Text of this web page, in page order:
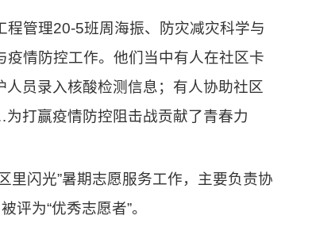
管理20-5班周海振、防灾减灾科学与
情防控工作。他们当中有人在社区卡
员录入核酸检测信息；有人协助社区
打赢疫情防控阻击战贡献了青春力
里闪光”暑期志愿服务工作，主要负责协
评为“优秀志愿者”。